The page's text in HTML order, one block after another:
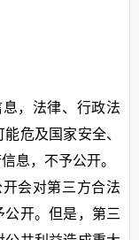
，法律、行政法
危及国家安全、
息，不予公开。
会对第三方合法
开。但是，第三